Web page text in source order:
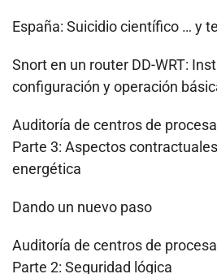
España: Suicidio científico … y
Snort en un router DD-WRT:
configuración y operación
Auditoría de centros de
Parte 3: Aspectos
energética
Dando un nuevo paso
Auditoría de centros de
Parte 2: Seguridad lógica